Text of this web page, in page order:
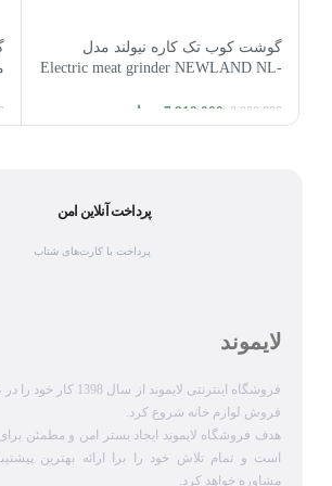
گوشت کوب تک کاره نیولند مدل
Electric meat grinder NEWLAND NL-
8,000,000
7,810,000 تومان
پرداخت آنلاین امن
پرداخت با کارت‌های شتاب
لایموند
فروشگاه اینترنتی لایموند از سال 1398
فروش لوازم خانه شروع کرد.
هدف فروشگاه لایموند ایجاد بستر امن و مطمئن
است و تمام تلاش خود را برا ارائه بهترین
مشاوره خواهد کرد.